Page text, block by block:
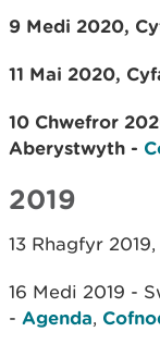
9 Medi 2020,
11 Mai 2020,
10 Chwefror
Aberystwyth -
2019
13 Rhagfyr
16 Medi 2019 -
- Agenda,